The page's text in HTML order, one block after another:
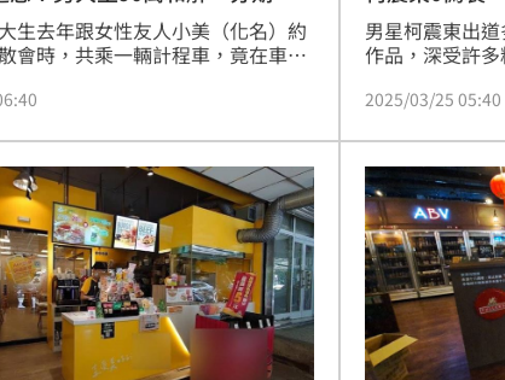
生去年跟女性友人小美（化名）約
會時，共乘一輛計程車，竟在車上
避動作，還緊張、恐懼中雙腿併
男在學，無前科，彌補所生危害，
，判他緩刑4年，可上訴。
句
男星柯震東出
作品，深受許
自己被陌生女孩
2025/03/25 05:40